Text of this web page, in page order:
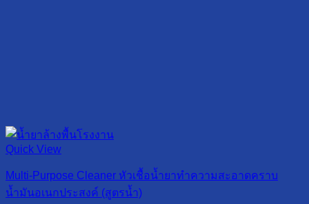
Quick View
Multi-Purpose Cleaner หัวเชื้อน้ำยาทำความสะอาดคราบ
น้ำมันอเนกประสงค์ (สูตรน้ำ)